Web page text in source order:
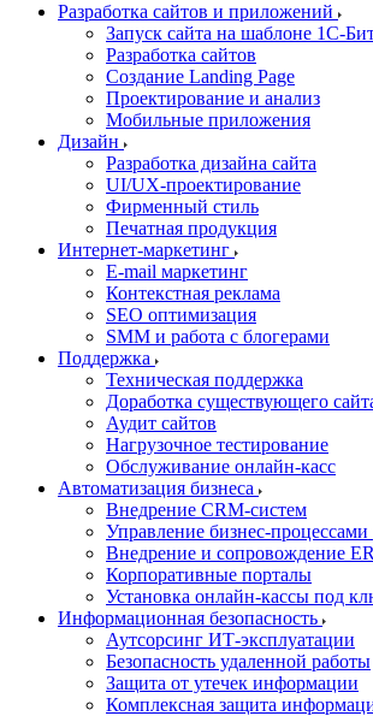
Разработка сайтов и приложений
Запуск сайта на шаблоне 1С-
Разработка сайтов
Создание Landing Page
Проектирование и анализ
Мобильные приложения
Дизайн
Разработка дизайна сайта
UI/UX-проектирование
Фирменный стиль
Печатная продукция
Интернет-маркетинг
E-mail маркетинг
Контекстная реклама
SEO оптимизация
SMM и работа с блогерами
Поддержка
Техническая поддержка
Доработка существующего
Аудит сайтов
Нагрузочное тестирование
Обслуживание онлайн-касс
Автоматизация бизнеса
Внедрение CRM-систем
Управление бизнес-
Внедрение и сопровождение
Корпоративные порталы
Установка онлайн-кассы под
Информационная безопасность
Аутсорсинг ИТ-эксплуатации
Безопасность удаленной работы
Защита от утечек информации
Комплексная защита